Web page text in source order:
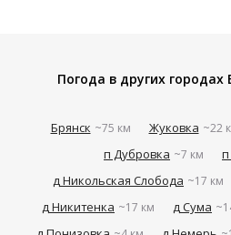
Погода в других городах
Брянск ~75 км Жуковка ~22
п Дубровка ~7 км
д Никольская Слобода ~17 км
д Никитенка ~17 км д Сума